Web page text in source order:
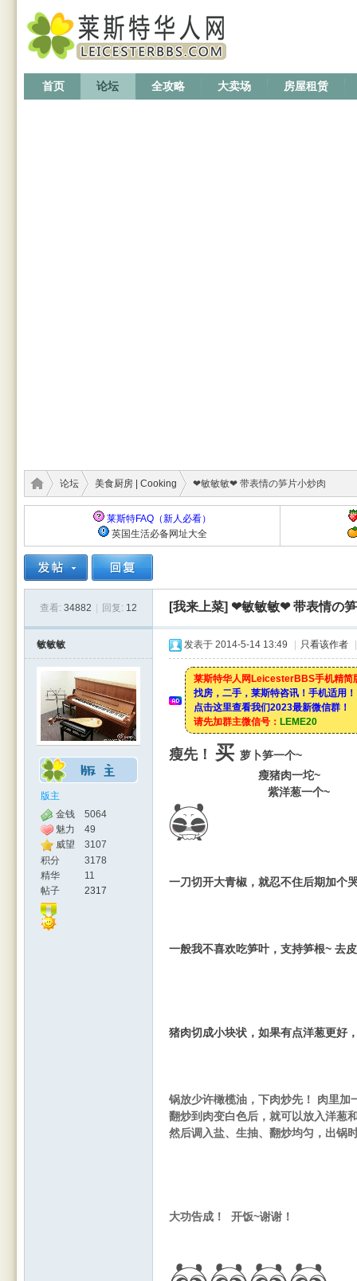
首页 论坛 全攻略 大卖场 房屋租赁
人网
论坛 美食厨房 | Cooking ❤敏敏敏❤ 带表情の笋片小炒肉
莱斯特FAQ（新人必看）
英国生活必备网址大全
查看: 34882 回复: 12 [我来上菜] ❤敏敏敏❤ 带表情の
敏敏敏
版主
金钱
5064
魅力
49
威望
3107
积分
3178
精华
11
帖子
2317
发表于 2014-5-14 13:49 只看该作者
莱斯特华人网LeicesterBBS手机精简
找房，二手，莱斯特咨讯！手机适用！
点击这里查看我们2023最新微信群！
请先加群主微信号： LEME20
瘦先！ 买 萝卜笋一个~
瘦猪肉一坨~
紫洋葱一个~
一刀切开大青椒，就忍不住后期加个
一般我不喜欢吃笋叶，支持笋根~ 去
猪肉切成小块状，如果有点洋葱更好
锅放少许橄榄油，下肉炒先！ 肉里加
翻炒到肉变白色后，就可以放入洋葱
然后调入盐、生抽、 翻炒均匀，出锅
大功告成！ 开饭~谢谢！